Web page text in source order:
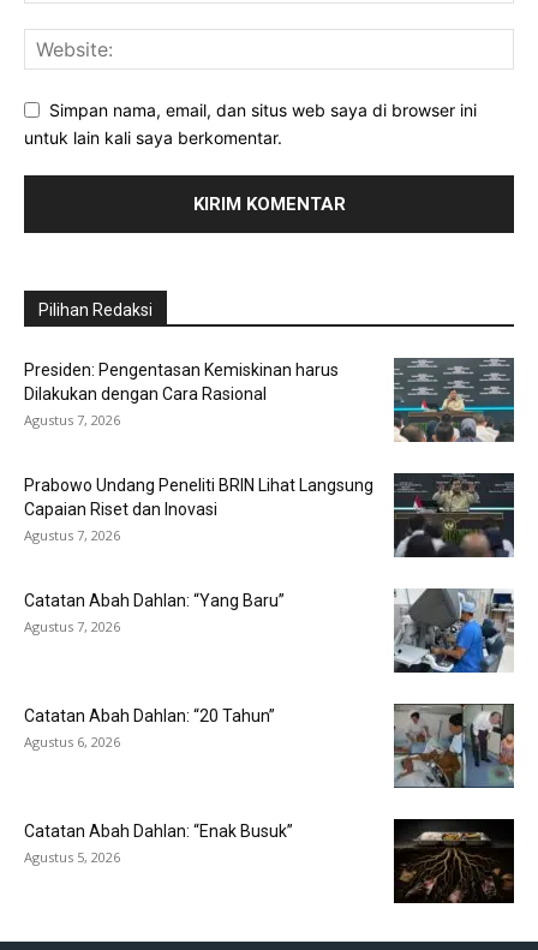
Simpan nama, email, dan situs web saya di browser ini
untuk lain kali saya berkomentar.
Pilihan Redaksi
Presiden: Pengentasan Kemiskinan harus
Dilakukan dengan Cara Rasional
Agustus 7, 2026
Prabowo Undang Peneliti BRIN Lihat Langsung
Capaian Riset dan Inovasi
Agustus 7, 2026
Catatan Abah Dahlan: “Yang Baru”
Agustus 7, 2026
Catatan Abah Dahlan: “20 Tahun”
Agustus 6, 2026
Catatan Abah Dahlan: “Enak Busuk”
Agustus 5, 2026